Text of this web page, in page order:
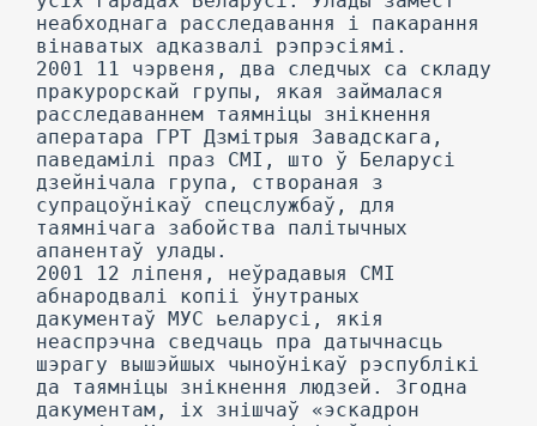
неабходнага расследавання і пакарання
вінаватых адказвалі рэпрэсіямі.
2001 11 чэрвеня, два следчых са складу
пракурорскай групы, якая займалася
расследаваннем таямніцы знікнення
аператара ГРТ Дзмітрыя Завадскага,
паведамілі праз СМІ, што ў Беларусі
дзейнічала група, створаная з
супрацоўнікаў спецслужбаў, для
таямнічага забойства палітычных
апанентаў улады.
2001 12 ліпеня, неўрадавыя СМІ
абнародвалі копіі ўнутраных
дакументаў МУС ьеларусі, якія
неаспрэчна сведчаць пра датычнасць
шэрагу вышэйшых чыноўнікаў рэспублікі
да таямніцы знікнення людзей. Згодна
дакументам, іх знішчаў «эскадрон